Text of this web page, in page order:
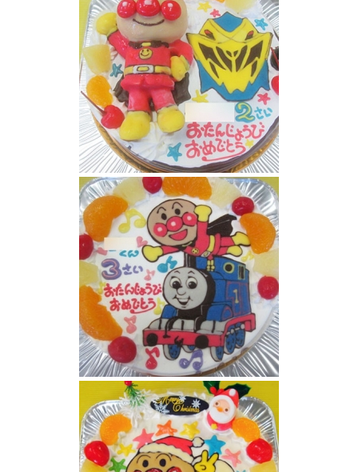
アンパンマンとリュウソウゴールドケーキ
アンパンマンとトーマスイラストケーキ